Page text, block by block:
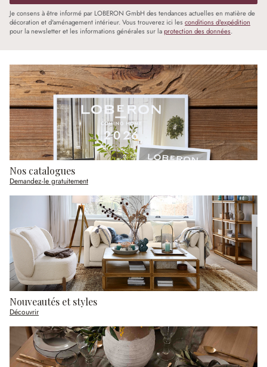
Je consens à être informé par LOBERON GmbH des tendances actuelles en matière de
décoration et d'aménagement intérieur. Vous trouverez ici les conditions d'expédition
pour la newsletter et les informations générales sur laprotection des données.
Nos catalogues
Demandez-le gratuitement
Nouveautés et styles
Découvrir